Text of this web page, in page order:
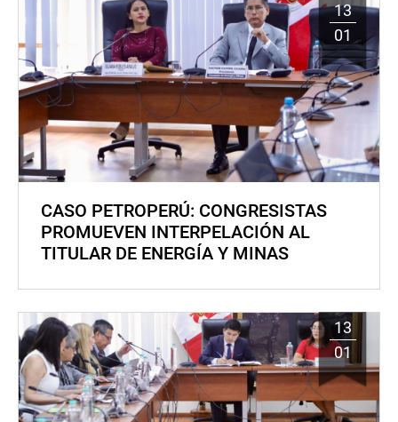
13
01
CASO PETROPERÚ: CONGRESISTAS
PROMUEVEN INTERPELACIÓN AL
TITULAR DE ENERGÍA Y MINAS
13
01